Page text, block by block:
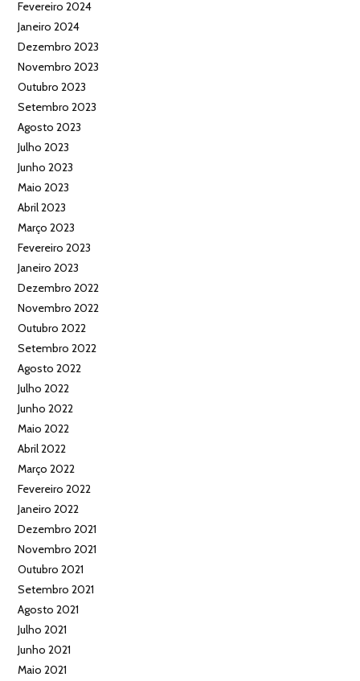
Fevereiro 2024
Janeiro 2024
Dezembro 2023
Novembro 2023
Outubro 2023
Setembro 2023
Agosto 2023
Julho 2023
Junho 2023
Maio 2023
Abril 2023
Março 2023
Fevereiro 2023
Janeiro 2023
Dezembro 2022
Novembro 2022
Outubro 2022
Setembro 2022
Agosto 2022
Julho 2022
Junho 2022
Maio 2022
Abril 2022
Março 2022
Fevereiro 2022
Janeiro 2022
Dezembro 2021
Novembro 2021
Outubro 2021
Setembro 2021
Agosto 2021
Julho 2021
Junho 2021
Maio 2021